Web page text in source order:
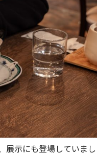
展示にも登場していまし